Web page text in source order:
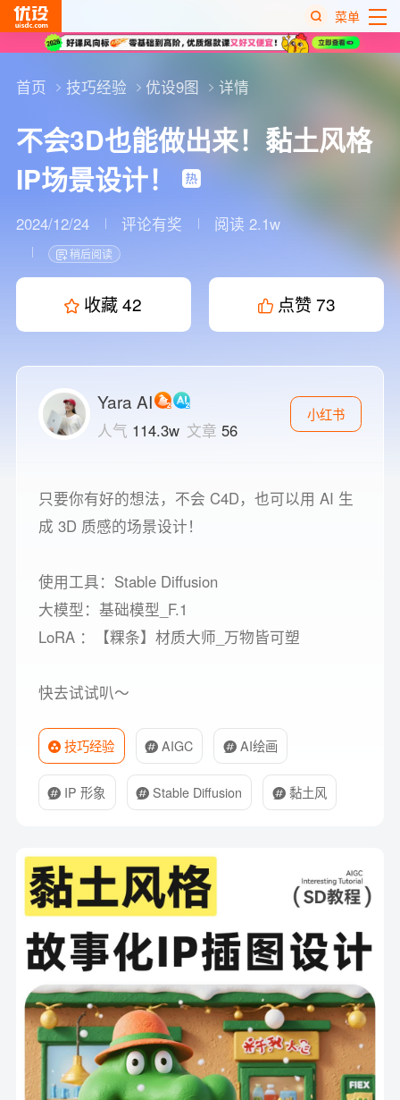
菜单
首页 技巧经验 优设9图 详情
不会3D也能做出来！黏土风格
IP场景设计！
2024/12/24 评论有奖 阅读 2.1w
稍后阅读
收藏42 点赞 73
只要你有好的想法，不会 C4D，也可以用 AI 生
成 3D 质感的场景设计！
使用工具：Stable Diffusion
大模型：基础模型_F.1
LoRA ：【粿条】材质大师_万物皆可塑
快去试试叭～
技巧经验 AIGC AI绘画
IP 形象 Stable Diffusion 黏土风
Yara AI
人气 114.3w 文章 56
小红书